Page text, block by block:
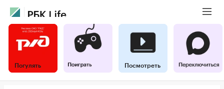
Погулять Посмотреть